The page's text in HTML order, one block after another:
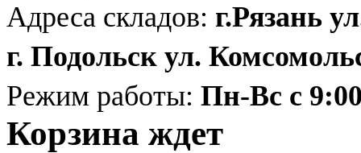
Адреса складов: г.Рязань
г. Подольск ул.
Режим работы: Пн-Вс с
Корзина ждет